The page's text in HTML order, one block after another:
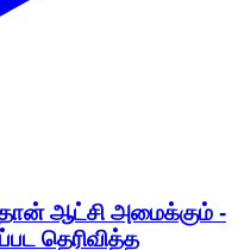
தான் ஆட்சி அமைக்கும் -
தெரிவித்த